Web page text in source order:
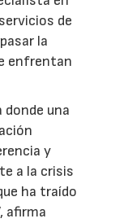
de
la
enfrentan
una
y
a la crisis
ha traído
afirma